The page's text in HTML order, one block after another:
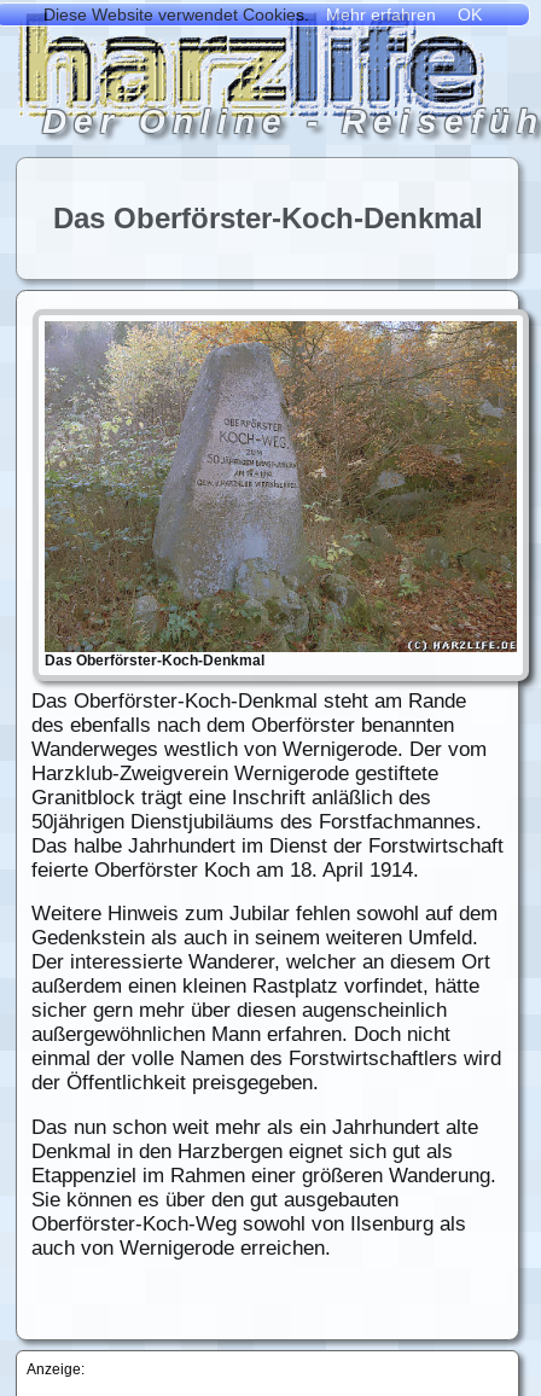
Das Oberförster-Koch-Denkmal
Das Oberförster-Koch-Denkmal
Das Oberförster-Koch-Denkmal steht am Rande
des ebenfalls nach dem Oberförster benannten
Wanderweges westlich von Wernigerode. Der vom
Harzklub-Zweigverein Wernigerode gestiftete
Granitblock trägt eine Inschrift anläßlich des
50jährigen Dienstjubiläums des Forstfachmannes.
Das halbe Jahrhundert im Dienst der Forstwirtschaft
feierte Oberförster Koch am 18. April 1914.
Weitere Hinweis zum Jubilar fehlen sowohl auf dem
Gedenkstein als auch in seinem weiteren Umfeld.
Der interessierte Wanderer, welcher an diesem Ort
außerdem einen kleinen Rastplatz vorfindet, hätte
sicher gern mehr über diesen augenscheinlich
außergewöhnlichen Mann erfahren. Doch nicht
einmal der volle Namen des Forstwirtschaftlers wird
der Öffentlichkeit preisgegeben.
Das nun schon weit mehr als ein Jahrhundert alte
Denkmal in den Harzbergen eignet sich gut als
Etappenziel im Rahmen einer größeren Wanderung.
Sie können es über den gut ausgebauten
Oberförster-Koch-Weg sowohl von Ilsenburg als
auch von Wernigerode erreichen.
Anzeige: